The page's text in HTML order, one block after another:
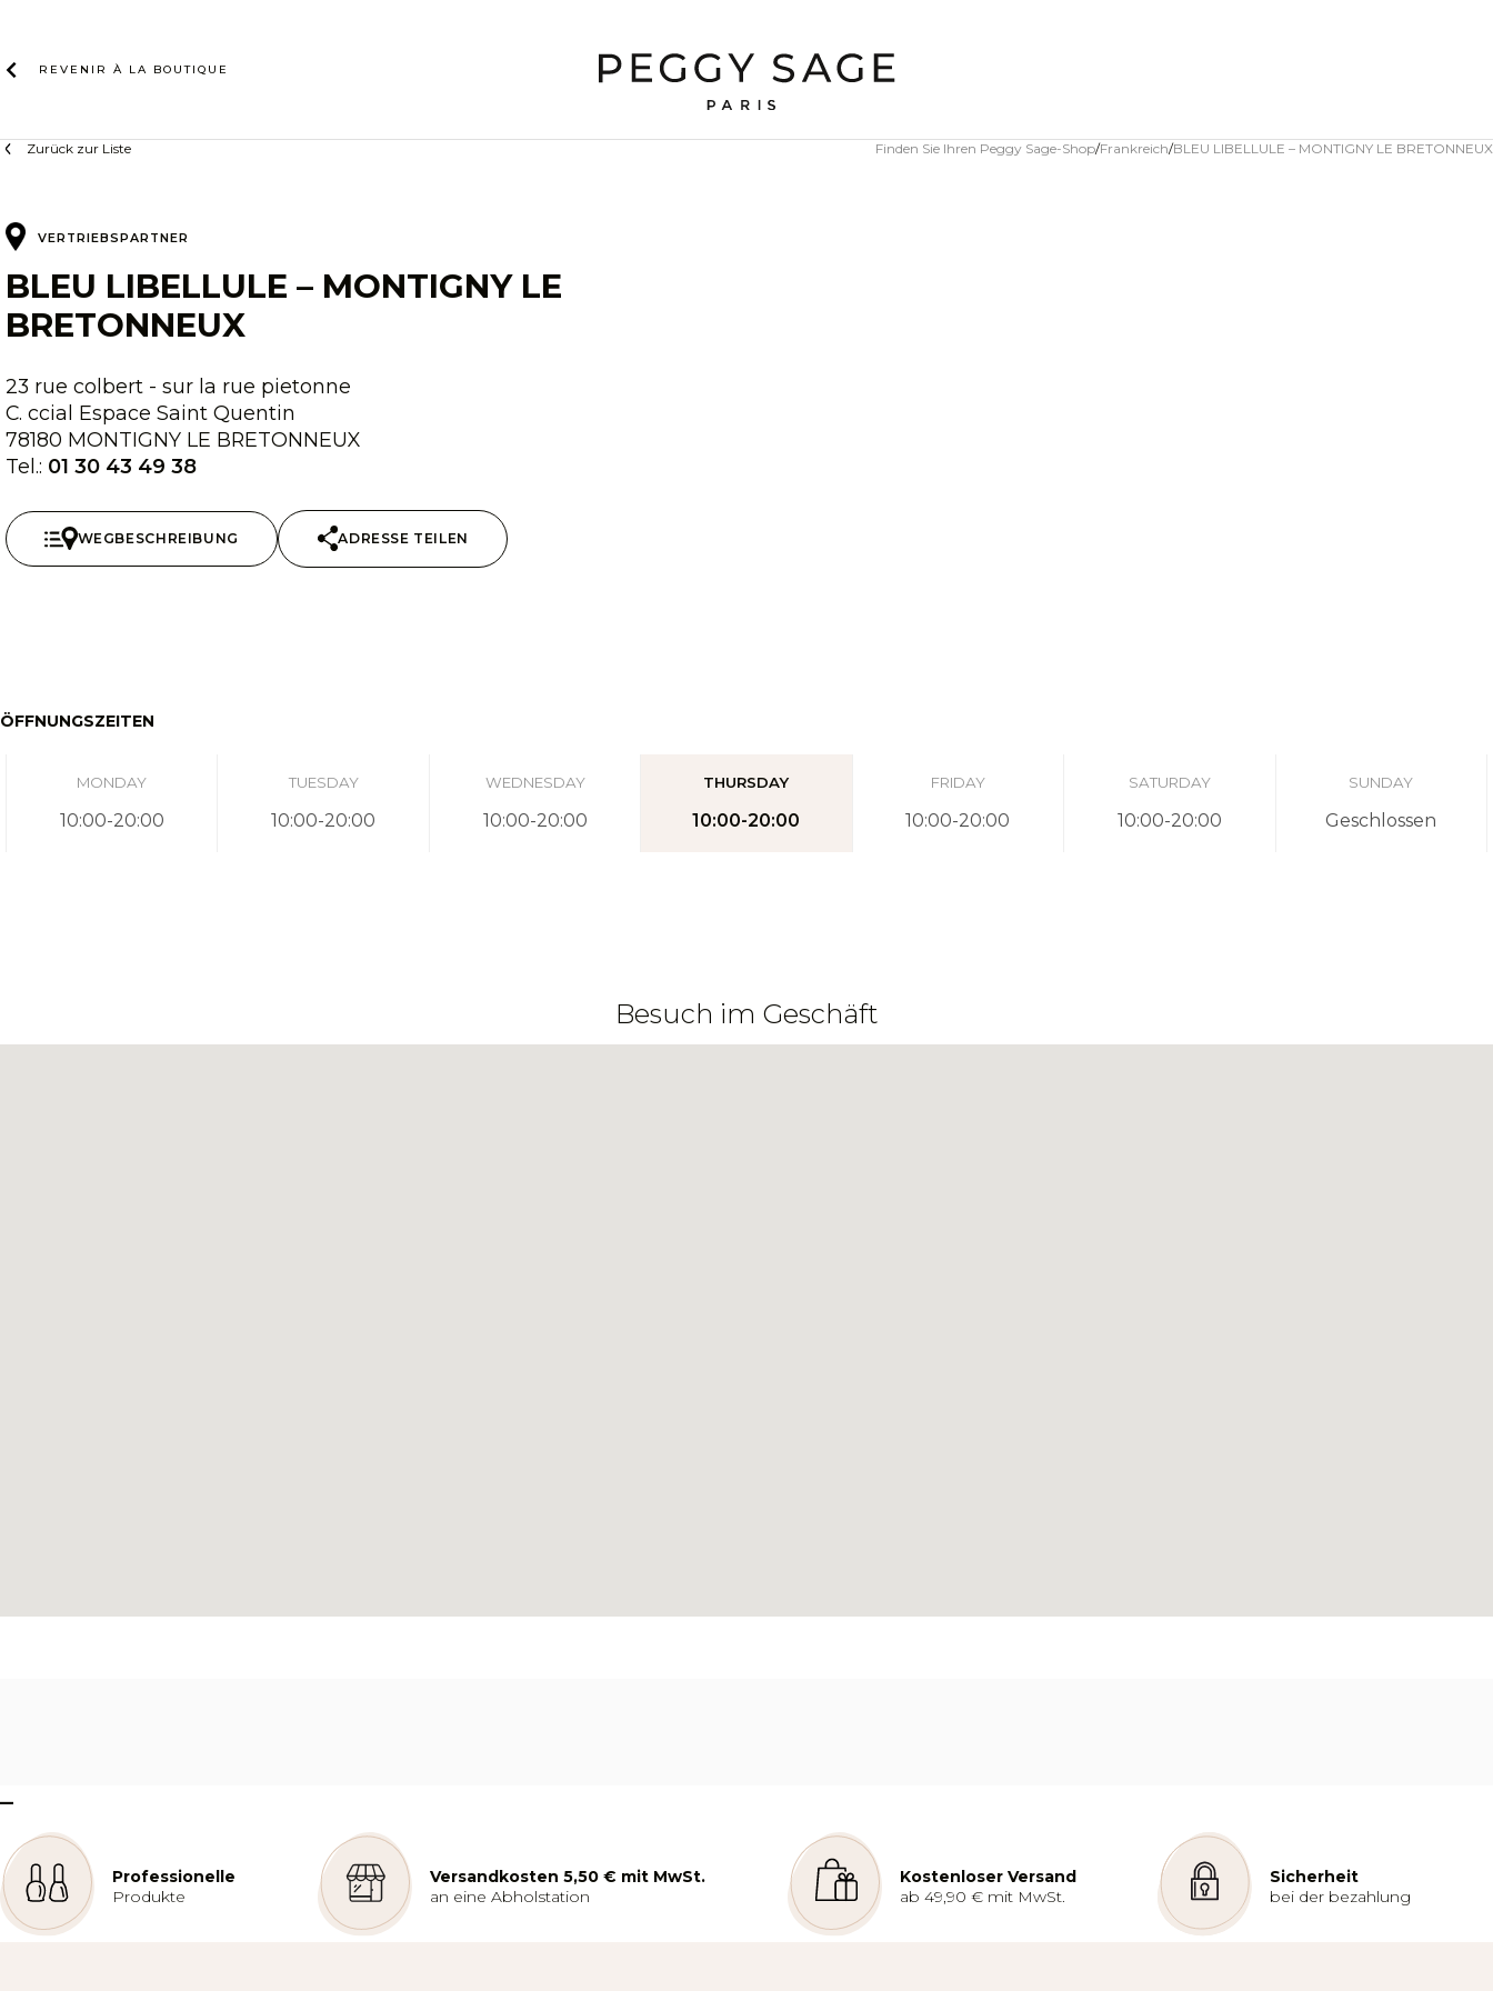
REVENIR À LA BOUTIQUE
Zurück zur Liste Finden Sie Ihren Peggy Sage-Shop Frankreich BLEU LIBELLULE – MONTIGNY LE BRETONNEUX
VERTRIEBSPARTNER
BLEU LIBELLULE – MONTIGNY LE
BRETONNEUX
23 rue colbert - sur la rue pietonne
C. ccial Espace Saint Quentin
78180 MONTIGNY LE BRETONNEUX
Tel.: 01 30 43 49 38
WEGBESCHREIBUNG ADRESSE TEILEN
ÖFFNUNGSZEITEN
MONDAY
10:00-20:00
TUESDAY
10:00-20:00
WEDNESDAY
10:00-20:00
THURSDAY
10:00-20:00
FRIDAY
10:00-20:00
SATURDAY
10:00-20:00
SUNDAY
Geschlossen
Besuch im Geschäft
–
Professionelle
Produkte
Versandkosten 5,50 € mit MwSt.
an eine Abholstation
Kostenloser Versand
ab 49,90 € mit MwSt.
Sicherheit
bei der bezahlung